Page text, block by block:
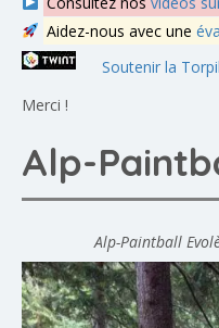
Aidez-nous avec une
Soutenir la
Merci !
Alp-
Alp-Paintball